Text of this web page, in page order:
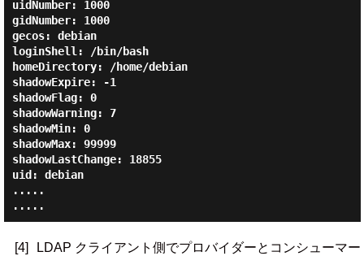
uidNumber: 1000
gidNumber: 1000
gecos: debian
loginShell: /bin/bash
homeDirectory: /home/debian
shadowExpire: -1
shadowFlag: 0
shadowWarning: 7
shadowMin: 0
shadowMax: 99999
shadowLastChange: 18855
uid: debian
.....
[4]
LDAP クライアント側でプロバイダーとコンシューマー